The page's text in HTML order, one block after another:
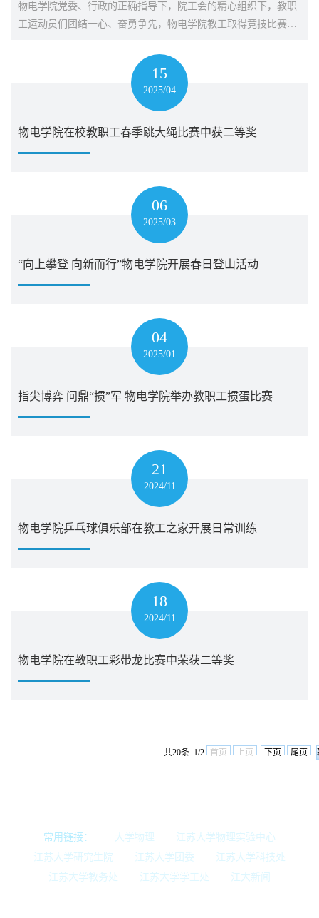
物电学院党委、行政的正确指导下，院工会的精心组织下，教职
工运动员们团结一心、奋勇争先，物电学院教工取得竞技比赛项
上，运动健儿们奋力拼搏，勇往直前。在田径项目中，潘金彪、
徐桂东和童先奇在男B跳远和男A跳远中分别...
15
2025/04
物电学院在校教职工春季跳大绳比赛中获二等奖
06
2025/03
“向上攀登 向新而行”物电学院开展春日登山活动
04
2025/01
指尖博弈 问鼎“掼”军 物电学院举办教职工掼蛋比赛
21
2024/11
物电学院乒乓球俱乐部在教工之家开展日常训练
18
2024/11
物电学院在教职工彩带龙比赛中荣获二等奖
共20条 1/2 首页 上页 下页 尾页
常用链接： 大学物理
江苏大学物理实验中心
江苏大学研究生院
江苏大学团委
江苏大学科技处
江苏大学教务处
江苏大学学工处 江大新闻